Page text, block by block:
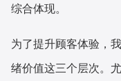
综合体现。
为了提升顾客体验，
绪价值这三个层次。